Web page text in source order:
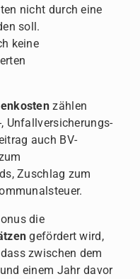
nicht durch eine
soll.
keine
zählen
Unfallversicherungs-
auch BV-
Zuschlag zum
die
gefördert wird,
zwischen dem
einem Jahr davor